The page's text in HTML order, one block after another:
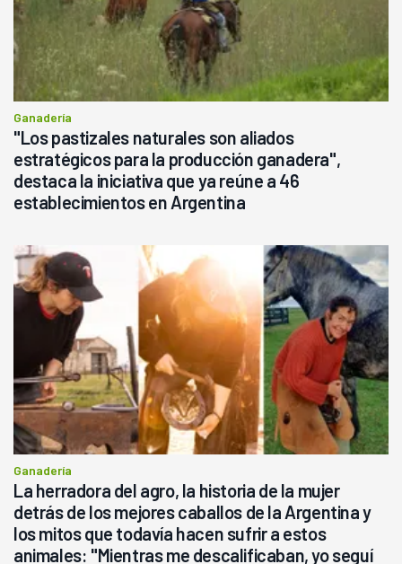
Ganadería
"Los pastizales naturales son aliados
estratégicos para la producción ganadera",
destaca la iniciativa que ya reúne a 46
establecimientos en Argentina
Ganadería
La herradora del agro, la historia de la mujer
detrás de los mejores caballos de la Argentina y
los mitos que todavía hacen sufrir a estos
animales: "Mientras me descalificaban, yo seguí